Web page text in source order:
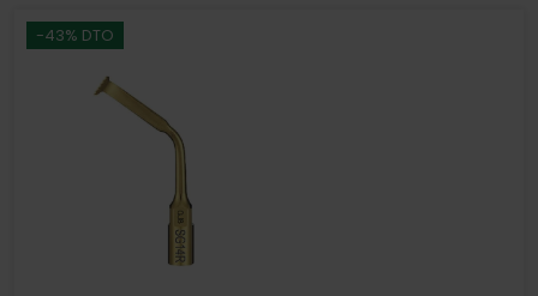
-43% DTO